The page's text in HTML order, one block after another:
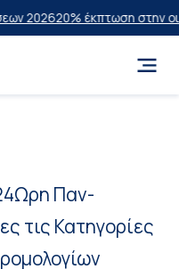
20% έκπτωση στην
Παν-
τις Κατηγορίες